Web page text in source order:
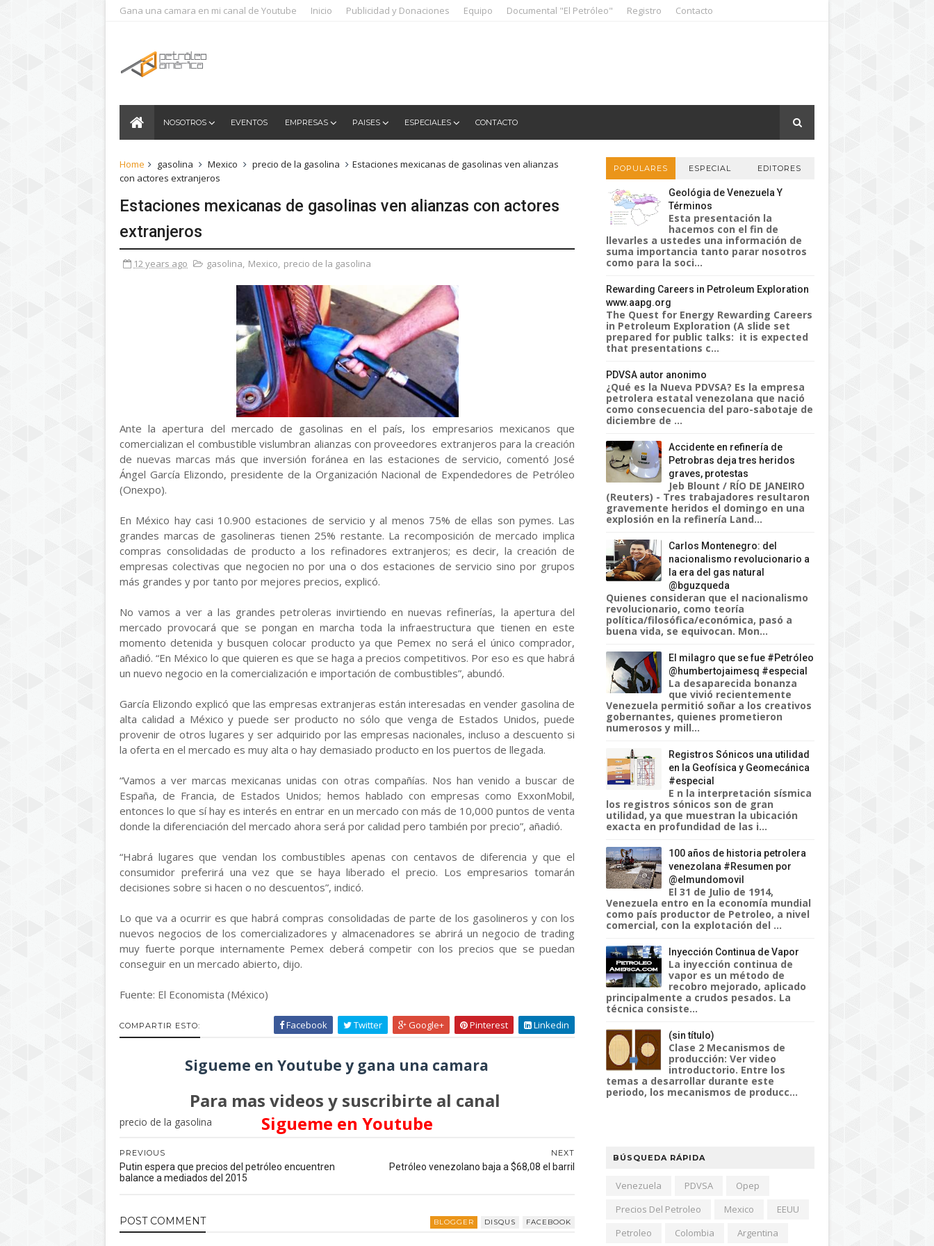
Gana una camara en mi canal de Youtube Inicio Publicidad y Donaciones Equipo Documental "El Petróleo" Registro Contacto
NOSOTROS EVENTOS EMPRESAS PAISES ESPECIALES CONTACTO
Home gasolina Mexico precio de la gasolina
Estaciones mexicanas de gasolinas ven alianzas
con actores extranjeros
Estaciones mexicanas de gasolinas ven alianzas con actores
extranjeros
12 years ago gasolina, Mexico, precio de la gasolina
Ante la apertura del mercado de gasolinas en el país, los empresarios mexicanos que
comercializan el combustible vislumbran alianzas con proveedores extranjeros para la creación
de nuevas marcas más que inversión foránea en las estaciones de servicio, comentó José
Ángel García Elizondo, presidente de la Organización Nacional de Expendedores de Petróleo
(Onexpo).
En México hay casi 10.900 estaciones de servicio y al menos 75% de ellas son pymes. Las
grandes marcas de gasolineras tienen 25% restante. La recomposición de mercado implica
compras consolidadas de producto a los refinadores extranjeros; es decir, la creación de
empresas colectivas que negocien no por una o dos estaciones de servicio sino por grupos
más grandes y por tanto por mejores precios, explicó.
No vamos a ver a las grandes petroleras invirtiendo en nuevas refinerías, la apertura del
mercado provocará que se pongan en marcha toda la infraestructura que tienen en este
momento detenida y busquen colocar producto ya que Pemex no será el único comprador,
añadió. “En México lo que quieren es que se haga a precios competitivos. Por eso es que habrá
un nuevo negocio en la comercialización e importación de combustibles”, abundó.
García Elizondo explicó que las empresas extranjeras están interesadas en vender gasolina de
alta calidad a México y puede ser producto no sólo que venga de Estados Unidos, puede
provenir de otros lugares y ser adquirido por las empresas nacionales, incluso a descuento si
la oferta en el mercado es muy alta o hay demasiado producto en los puertos de llegada.
“Vamos a ver marcas mexicanas unidas con otras compañías. Nos han venido a buscar de
España, de Francia, de Estados Unidos; hemos hablado con empresas como ExxonMobil,
entonces lo que sí hay es interés en entrar en un mercado con más de 10,000 puntos de venta
donde la diferenciación del mercado ahora será por calidad pero también por precio”, añadió.
“Habrá lugares que vendan los combustibles apenas con centavos de diferencia y que el
consumidor preferirá una vez que se haya liberado el precio. Los empresarios tomarán
decisiones sobre si hacen o no descuentos”, indicó.
Lo que va a ocurrir es que habrá compras consolidadas de parte de los gasolineros y con los
nuevos negocios de los comercializadores y almacenadores se abrirá un negocio de trading
muy fuerte porque internamente Pemex deberá competir con los precios que se puedan
conseguir en un mercado abierto, dijo.
Fuente: El Economista (México)
COMPARTIR ESTO: Facebook Twitter Google+ Pinterest Linkedin
Sigueme en Youtube y gana una camara
Para mas videos y suscribirte al canal
Sigueme en Youtube
precio de la gasolina
NEXT
Petróleo venezolano baja a $68,08 el barril
PREVIOUS
Putin espera que precios del petróleo encuentren
balance a mediados del 2015
POST COMMENT BLOGGER DISQUS FACEBOOK
POPULARES ESPECIAL EDITORES
Geológia de Venezuela Y
Términos
Esta presentación la
hacemos con el fin de
llevarles a ustedes una información de
suma importancia tanto parar nosotros
como para la soci...
Rewarding Careers in Petroleum Exploration
www.aapg.org
The Quest for Energy Rewarding Careers
in Petroleum Exploration (A slide set
prepared for public talks: it is expected
that presentations c...
PDVSA autor anonimo
¿Qué es la Nueva PDVSA? Es la empresa
petrolera estatal venezolana que nació
como consecuencia del paro-sabotaje de
diciembre de ...
Accidente en refinería de
Petrobras deja tres heridos
graves, protestas
Jeb Blount / RÍO DE JANEIRO
(Reuters) - Tres trabajadores resultaron
gravemente heridos el domingo en una
explosión en la refinería Land...
Carlos Montenegro: del
nacionalismo revolucionario a
la era del gas natural
@bguzqueda
Quienes consideran que el nacionalismo
revolucionario, como teoría
política/filosófica/económica, pasó a
buena vida, se equivocan. Mon...
El milagro que se fue #Petróleo
@humbertojaimesq #especial
La desaparecida bonanza
que vivió recientemente
Venezuela permitió soñar a los creativos
gobernantes, quienes prometieron
numerosos y mill...
Registros Sónicos una utilidad
en la Geofísica y Geomecánica
#especial
E n la interpretación sísmica
los registros sónicos son de gran
utilidad, ya que muestran la ubicación
exacta en profundidad de las i...
100 años de historia petrolera
venezolana #Resumen por
@elmundomovil
El 31 de Julio de 1914,
Venezuela entro en la economía mundial
como país productor de Petroleo, a nivel
comercial, con la explotación del ...
Inyección Continua de Vapor
La inyección continua de
vapor es un método de
recobro mejorado, aplicado
principalmente a crudos pesados. La
técnica consiste...
(sin título)
Clase 2 Mecanismos de
producción: Ver video
introductorio. Entre los
temas a desarrollar durante este
periodo, los mecanismos de producc...
BÚSQUEDA RÁPIDA
Venezuela PDVSA
Opep
Precios Del Petroleo
Mexico
EEUU
Petroleo
Colombia
Argentina